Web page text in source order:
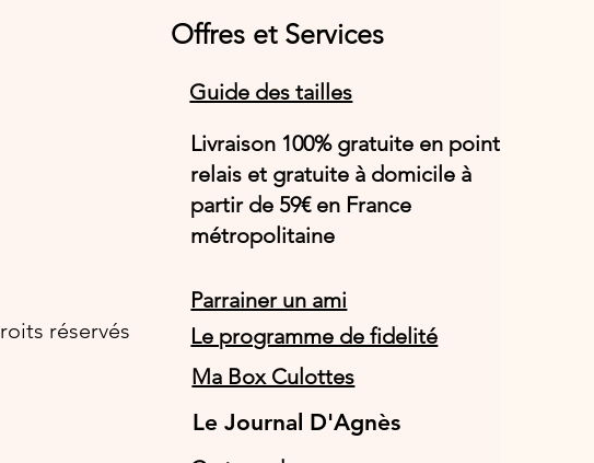
Offres et Services
Guide des tailles
Livraison 100% gratuite en point
relais et gratuite à domicile à
partir de 59€ en France
métropolitaine
Parrainer un ami
Le programme de fidelité
réservés
Ma Box Culottes
Le Journal D'Agnès
Le Journal D'Agnès